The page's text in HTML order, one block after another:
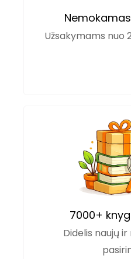
Užsakymams nuo
7000+
Didelis naujų